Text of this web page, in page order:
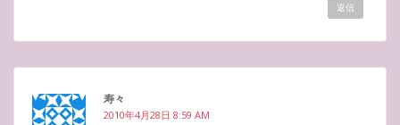
返信
寿々
2010年4月28日 8:59 AM